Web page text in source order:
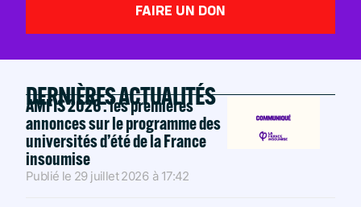
FAIRE UN DON
DERNIÈRES ACTUALITÉS
AMFIS 2026 : les premières
annonces sur le programme des
universités d’été de la France
insoumise
Publié le 29 juillet 2026 à 17:42